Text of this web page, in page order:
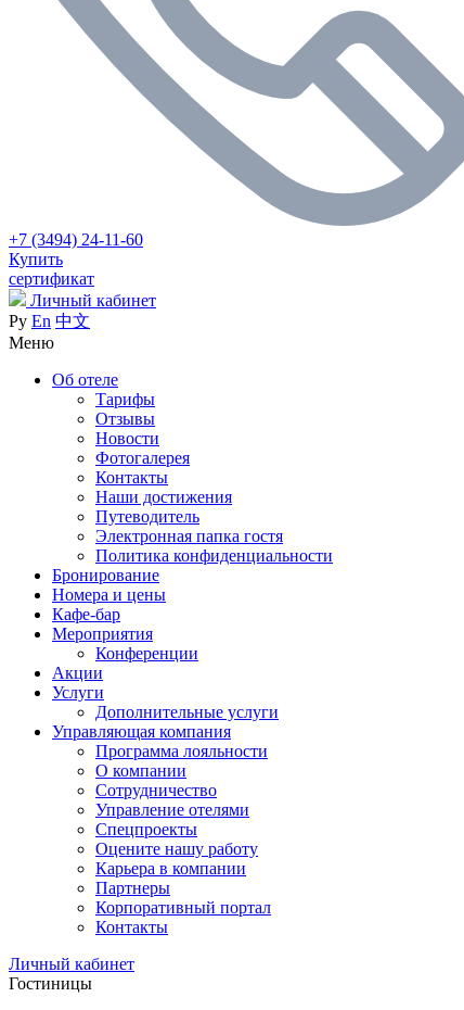
+7 (3494) 24-11-60
Купить
сертификат
Личный кабинет
Ру En 中文
Меню
Об отеле
Тарифы
Отзывы
Новости
Фотогалерея
Контакты
Наши достижения
Путеводитель
Электронная папка гостя
Политика конфиденциальности
Бронирование
Номера и цены
Кафе-бар
Мероприятия
Конференции
Акции
Услуги
Дополнительные услуги
Управляющая компания
Программа лояльности
О компании
Сотрудничество
Управление отелями
Спецпроекты
Оцените нашу работу
Карьера в компании
Партнеры
Корпоративный портал
Контакты
Личный кабинет
Гостиницы